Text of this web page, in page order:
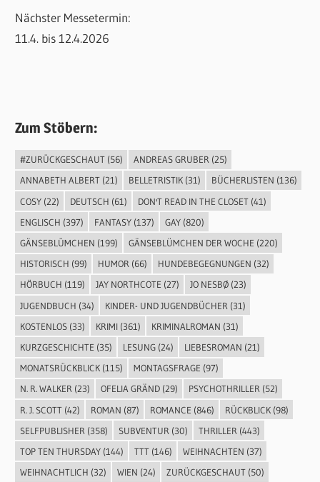
Nächster Messetermin:
11.4. bis 12.4.2026
Zum Stöbern:
#ZURÜCKGESCHAUT(56) ANDREAS GRUBER(25)
ANNABETH ALBERT(21) BELLETRISTIK(31) BÜCHERLISTEN (136)
COSY(22) DEUTSCH (61) DON'T READ IN THE CLOSET(41)
ENGLISCH (397) FANTASY(137) GAY(820)
GÄNSEBLÜMCHEN (199) GÄNSEBLÜMCHEN DER WOCHE (220)
HISTORISCH (99) HUMOR(66) HUNDEBEGEGNUNGEN (32)
HÖRBUCH (119) JAY NORTHCOTE (27) JO NESBØ(23)
JUGENDBUCH (34) KINDER- UND JUGENDBÜCHER (31)
KOSTENLOS(33) KRIMI(361) KRIMINALROMAN (31)
KURZGESCHICHTE (35) LESUNG(24) LIEBESROMAN (21)
MONATSRÜCKBLICK(115) MONTAGSFRAGE (97)
N. R. WALKER(23) OFELIA GRÄND(29) PSYCHOTHRILLER(52)
R. J. SCOTT(42) ROMAN (87) ROMANCE (846) RÜCKBLICK(98)
SELFPUBLISHER (358) SUBVENTUR (30) THRILLER (443)
TOP TEN THURSDAY(144) TTT(146) WEIHNACHTEN (37)
WEIHNACHTLICH (32) WIEN (24) ZURÜCKGESCHAUT(50)